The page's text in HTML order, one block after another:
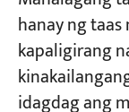
hanay ng
kapaligirang
idagdag ang